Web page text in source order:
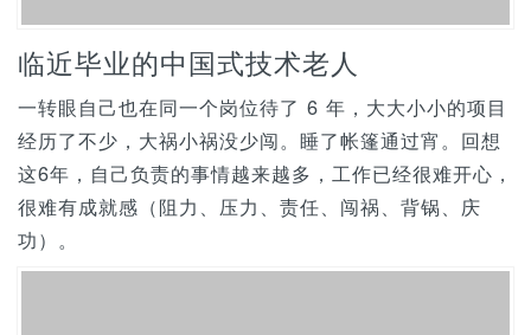
临近毕业的中国式技术老人
一转眼自己也在同一个岗位待了 6 年，大大小小的项目
经历了不少，大祸小祸没少闯。睡了帐篷通过宵。回想
这6年，自己负责的事情越来越多，工作已经很难开心，
很难有成就感（阻力、压力、责任、闯祸、背锅、庆
功）。